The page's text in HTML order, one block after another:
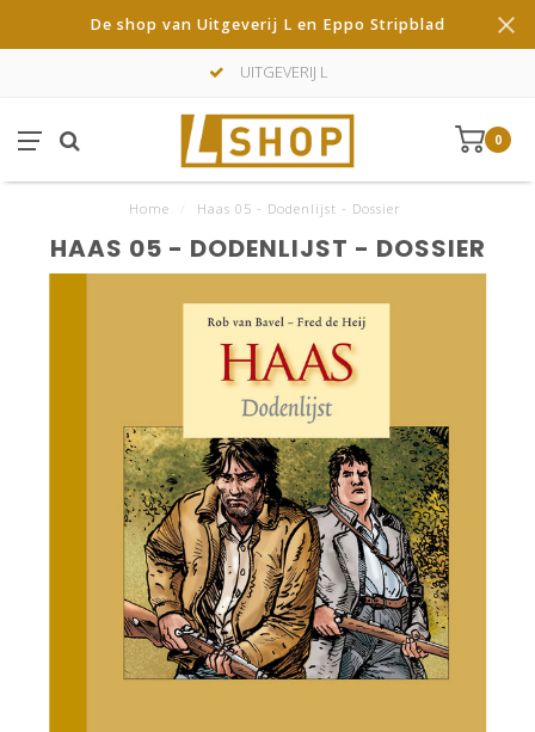
De shop van Uitgeverij L en Eppo Stripblad
UITGEVERIJ L
0
Home Haas 05 - Dodenlijst - Dossier
HAAS 05 - DODENLIJST - DOSSIER